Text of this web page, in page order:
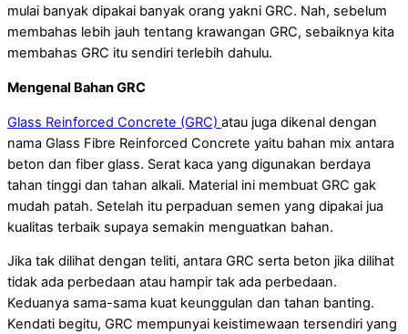
mulai banyak dipakai banyak orang yakni GRC. Nah, sebelum
membahas lebih jauh tentang krawangan GRC, sebaiknya kita
membahas GRC itu sendiri terlebih dahulu.
Mengenal Bahan GRC
Glass Reinforced Concrete (GRC) atau juga dikenal dengan
nama Glass Fibre Reinforced Concrete yaitu bahan mix antara
beton dan fiber glass. Serat kaca yang digunakan berdaya
tahan tinggi dan tahan alkali. Material ini membuat GRC gak
mudah patah. Setelah itu perpaduan semen yang dipakai jua
kualitas terbaik supaya semakin menguatkan bahan.
Jika tak dilihat dengan teliti, antara GRC serta beton jika dilihat
tidak ada perbedaan atau hampir tak ada perbedaan.
Keduanya sama-sama kuat keunggulan dan tahan banting.
Kendati begitu, GRC mempunyai keistimewaan tersendiri yang